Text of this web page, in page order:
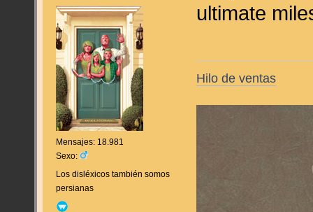
Mensajes: 18.981
Sexo:
Los disléxicos también somos
persianas
ultimate
Hilo de ventas